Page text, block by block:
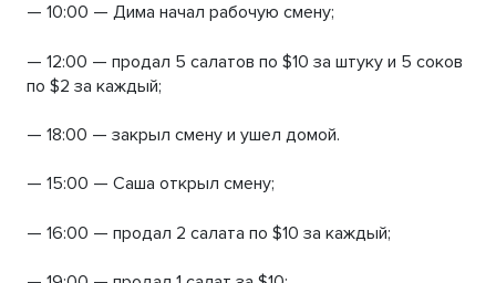
— 10:00 — Дима начал рабочую смену;
— 12:00 — продал 5 салатов по $10 за штуку и 5 соков
по $2 за каждый;
— 18:00 — закрыл смену и ушел домой.
— 15:00 — Саша открыл смену;
— 16:00 — продал 2 салата по $10 за каждый;